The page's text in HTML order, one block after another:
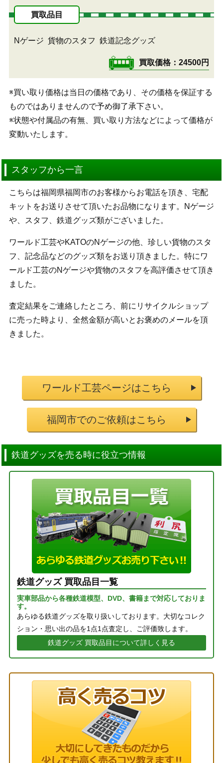
買取品目
Nゲージ 貨物のスタフ 鉄道記念グッズ
買取価格 24500円
※買い取り価格は当日の価格であり、その価格を保証する
ものではありませんので予め御了承下さい。
※状態や付属品の有無、買い取り方法などによって価格が
変動いたします。
スタッフから一言
こちらは福岡県福岡市のお客様からお電話を頂き、宅配
キットをお送りさせて頂いたお品物になります。Nゲージ
や、スタフ、鉄道グッズ類がございました。
ワールド工芸やKATOのNゲージの他、珍しい貨物のスタ
フ、記念品などのグッズ類をお送り頂きました。特にワ
ールド工芸のNゲージや貨物のスタフを高評価させて頂き
ました。
査定結果をご連絡したところ、前にリサイクルショップ
に売った時より、全然金額が高いとお褒めのメールを頂
きました。
ワールド工芸ページはこちら
福岡市でのご依頼はこちら
鉄道グッズを売る時に役立つ情報
鉄道グッズ 買取品目一覧
実車部品から各種鉄道模型、DVD、書籍まで対応しておりま
す。
あらゆる鉄道グッズを取り扱いしております。大切なコレク
ション・思い出の品を1点1点査定し、ご評価致します。
鉄道グッズ 買取品目について詳しく見る